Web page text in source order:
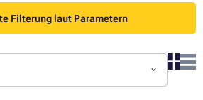
Filterung laut Parametern